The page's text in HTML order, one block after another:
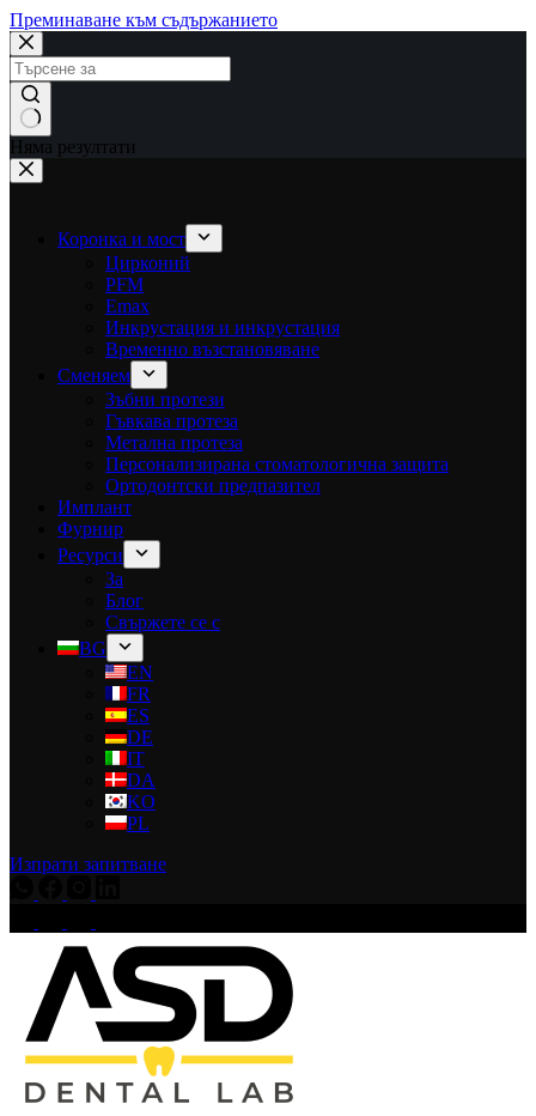
Преминаване към съдържанието
Няма резултати
Коронка и мост
Цирконий
PFM
Emax
Инкрустация и инкрустация
Временно възстановяване
Сменяем
Зъбни протези
Гъвкава протеза
Метална протеза
Персонализирана стоматологична защита
Ортодонтски предпазител
Имплант
Фурнир
Ресурси
За
Блог
Свържете се с
BG
EN
FR
ES
DE
IT
DA
KO
PL
Изпрати запитване